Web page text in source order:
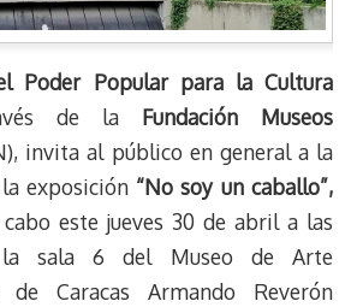
Poder Popular para la Cultura
de la Fundación Museos
invita al público en general a la
exposición “No soy un caballo”,
este jueves 30 de abril a las
sala 6 del Museo de Arte
de Caracas Armando Reverón